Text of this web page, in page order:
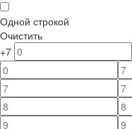
Одной строкой
Очистить
+7